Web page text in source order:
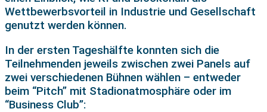
Wettbewerbsvorteil in Industrie und Gesellschaft
genutzt werden können.
In der ersten Tageshälfte konnten sich die
Teilnehmenden jeweils zwischen zwei Panels auf
zwei verschiedenen Bühnen wählen – entweder
beim “Pitch” mit Stadionatmosphäre oder im
“Business Club”: